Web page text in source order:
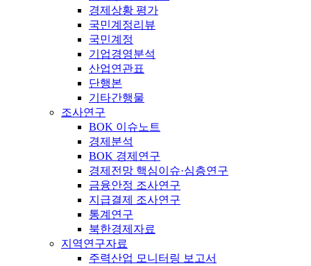
경제상황 평가
국민계정리뷰
국민계정
기업경영분석
산업연관표
단행본
기타간행물
조사연구
BOK 이슈노트
경제분석
BOK 경제연구
경제전망 핵심이슈·심층연구
금융안정 조사연구
지급결제 조사연구
통계연구
북한경제자료
지역연구자료
주력산업 모니터링 보고서